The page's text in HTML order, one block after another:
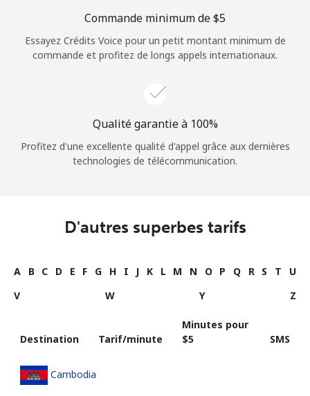
Commande minimum de ⁦$5⁩
Essayez Crédits Voice pour un petit montant minimum de
commande et profitez de longs appels internationaux.
Qualité garantie à 100%
Profitez d'une excellente qualité d'appel grâce aux dernières
technologies de télécommunication.
D'autres superbes tarifs
A B C D E F G H I J K L M N O P Q R S T
U
V
W Y Z
Destination Tarif/minute
Minutes pour
⁦$5⁩
SMS
Cambodia